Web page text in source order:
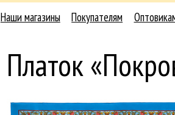
Наши магазины Покупателям
Платок